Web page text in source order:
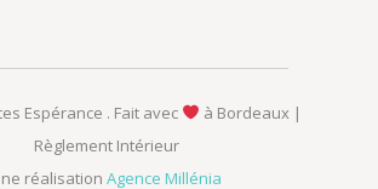
Espérance . Fait avec
à Bordeaux |
Règlement Intérieur
réalisationAgence Millénia